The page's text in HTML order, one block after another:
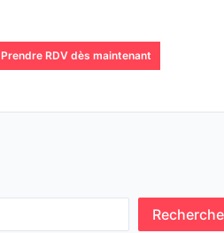
Prendre RDV dès maintenant